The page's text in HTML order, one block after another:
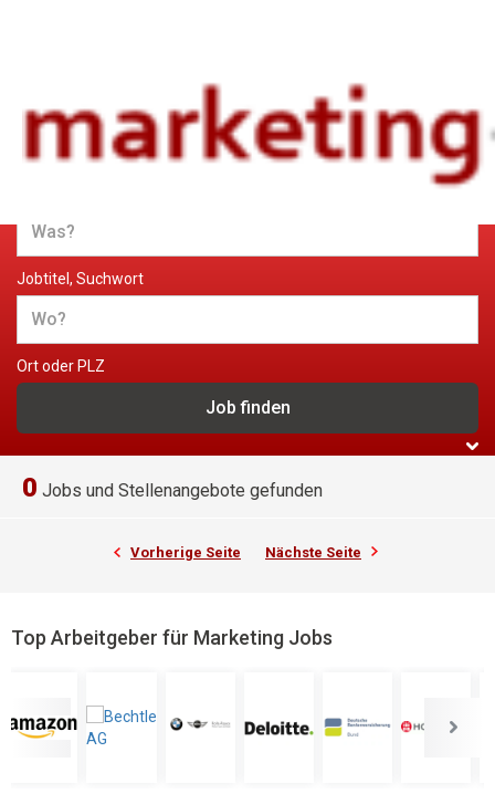
Jobs und Stellenangebote im
Marketing
Jobtitel, Suchwort
Ort oder PLZ
0 Jobs und Stellenangebote gefunden
Vorherige Seite Nächste Seite
Top Arbeitgeber für Marketing Jobs